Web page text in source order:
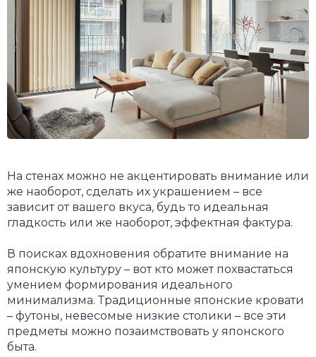
На стенах можно не акцентировать внимание или
же наоборот, сделать их украшением – все
зависит от вашего вкуса, будь то идеальная
гладкость или же наоборот, эффектная фактура.
В поисках вдохновения обратите внимание на
японскую культуру – вот кто может похвастаться
умением формирования идеального
минимализма. Традиционные японские кровати
– футоны, невесомые низкие столики – все эти
предметы можно позаимствовать у японского
быта.